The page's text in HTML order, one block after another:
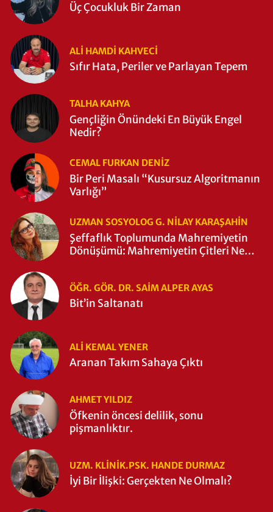
Üç Çocukluk Bir Zaman
ALI HAMDI KAHVECİ
Sıfır Hata, Periler ve Parlayan Tepem
TALHA KAHYA
Gençliğin Önündeki En Büyük Engel
Nedir?
CEMAL FURKAN DENİZ
Bir Peri Masalı “Kusursuz Algoritmanın
Varlığı”
UZMAN SOSYOLOG G. NILAY KARAŞAHİN
Şeffaflık Toplumunda Mahremiyetin
Dönüşümü: Mahremiyetin Çitleri Ne
ÖĞR. GÖR. DR. SAIM ALPER AYAS
Bit’in Saltanatı
ALI KEMAL YENER
Aranan Takım Sahaya Çıktı
AHMET YILDIZ
Öfkenin öncesi delilik, sonu
pişmanlıktır.
UZM. KLINIK.PSK. HANDE DURMAZ
İyi Bir İlişki: Gerçekten Ne Olmalı?